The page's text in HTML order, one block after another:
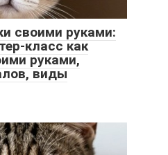
своими руками:
класс как
руками,
виды